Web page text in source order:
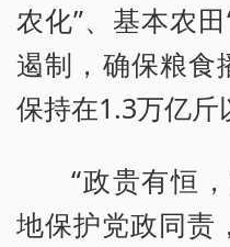
农化”、基本农
遏制，确保粮食
保持在1.3万亿斤
“政贵有恒
地保护党政同责